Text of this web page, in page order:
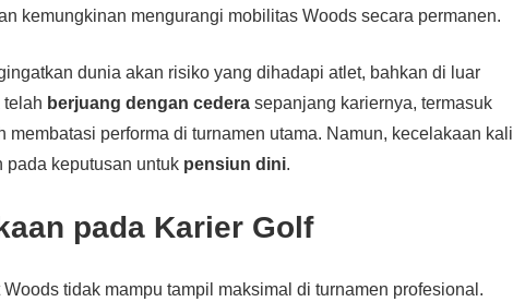
kemungkinan mengurangi mobilitas Woods secara permanen.
dunia akan risiko yang dihadapi atlet, bahkan di luar
telah berjuang dengan cedera sepanjang kariernya, termasuk
membatasi performa di turnamen utama. Namun, kecelakaan kali
pada keputusan untuk pensiun dini.
pada Karier Golf
tidak mampu tampil maksimal di turnamen profesional.